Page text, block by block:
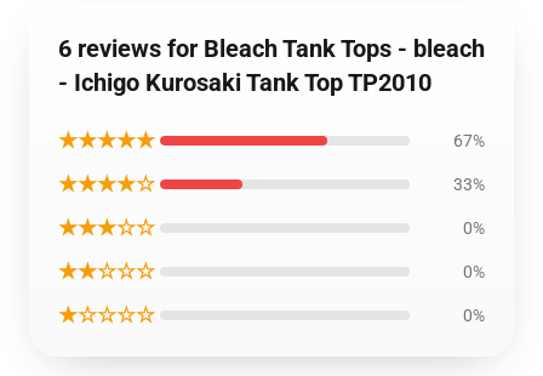
6 reviews for Bleach Tank Tops - bleach
- Ichigo Kurosaki Tank Top TP2010
★★★★★ 67%
★★★★☆ 33%
★★★☆☆ 0%
★★☆☆☆ 0%
★☆☆☆☆ 0%